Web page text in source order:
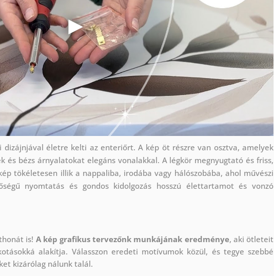
dizájnjával életre kelti az enteriőrt. A kép öt részre van osztva, amelyek
és bézs árnyalatokat elegáns vonalakkal. A légkör megnyugtató és friss,
tökéletesen illik a nappaliba, irodába vagy hálószobába, ahol művészi
nyomtatás és gondos kidolgozás hosszú élettartamot és vonzó
is! A kép grafikus tervezőnk munkájának eredménye, aki ötleteit
alakítja. Válasszon eredeti motívumok közül, és tegye szebbé
kizárólag nálunk talál.